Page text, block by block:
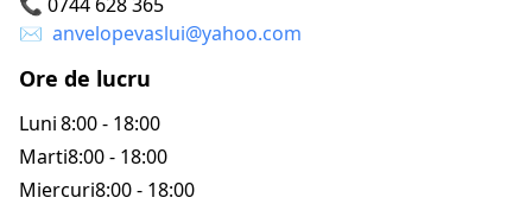
✉️ anvelopevaslui@yahoo.com
Ore de lucru
Luni8:00 - 18:00
Marti8:00 - 18:00
Miercuri8:00 - 18:00